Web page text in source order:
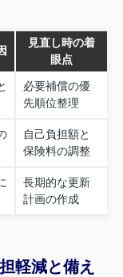
見直し時の着
眼点
必要補償の優
先順位整理
自己負担額と
保険料の調整
長期的な更新
計画の作成
軽減と備え